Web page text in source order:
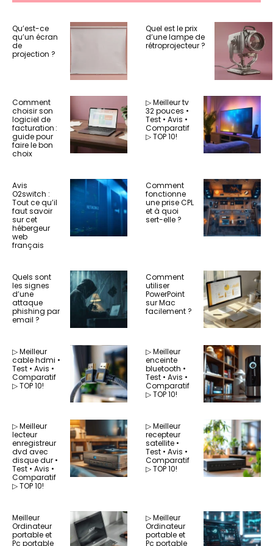
Qu’est-ce
qu’un écran
de
projection ?
Quel est le prix
d’une lampe de
rétroprojecteur ?
Comment
choisir son
logiciel de
facturation :
guide pour
faire le bon
choix
▷ Meilleur tv
32 pouces •
Test • Avis •
Comparatif
▷ TOP 10!
Avis
O2switch :
Tout ce qu’il
faut savoir
sur cet
hébergeur
web
français
Comment
fonctionne
une prise CPL
et à quoi
sert-elle ?
Quels sont
les signes
d’une
attaque
phishing par
email ?
Comment
utiliser
PowerPoint
sur Mac
facilement ?
▷ Meilleur
cable hdmi •
Test • Avis •
Comparatif
▷ TOP 10!
▷ Meilleur
enceinte
bluetooth •
Test • Avis •
Comparatif
▷ TOP 10!
▷ Meilleur
lecteur
enregistreur
dvd avec
disque dur •
Test • Avis •
Comparatif
▷ TOP 10!
▷ Meilleur
recepteur
satellite •
Test • Avis •
Comparatif
▷ TOP 10!
Meilleur
Ordinateur
portable et
Pc portable
▷ Meilleur
Ordinateur
portable et
Pc portable